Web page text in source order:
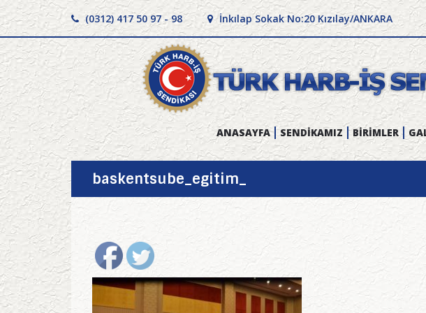
(0312) 417 50 97 - 98 İnkılap Sokak No:20 Kızılay/ANKARA
ANASAYFA SENDİKAMIZ BİRİMLER
baskentsube_egitim_